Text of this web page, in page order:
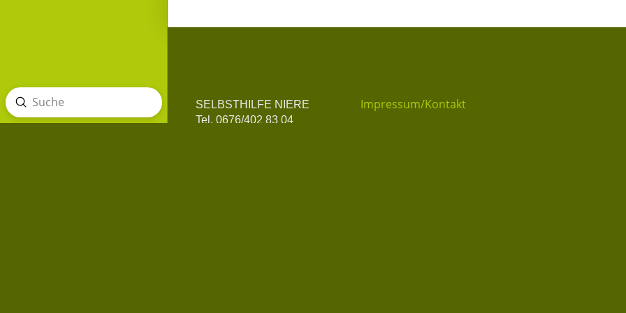
Suche
Absenden
SELBSTHILFE NIERE
Tel. 0676/402 83 04
Impressum/Kontakt